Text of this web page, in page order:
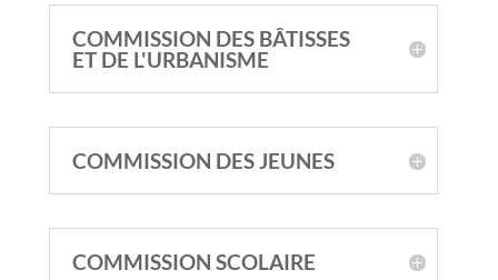
COMMISSION DES BÂTISSES
ET DE L'URBANISME
COMMISSION DES JEUNES
COMMISSION SCOLAIRE